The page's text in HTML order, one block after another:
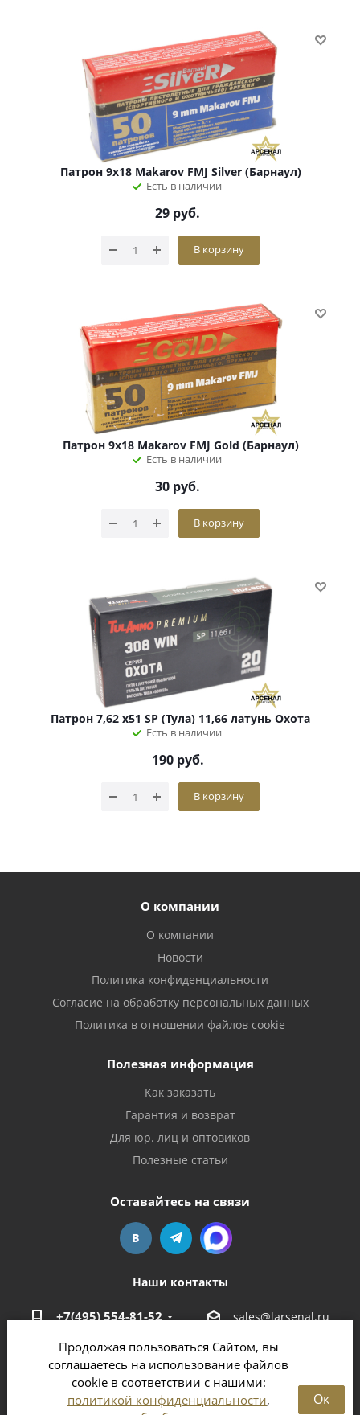
Продолжая пользоваться Сайтом, вы
соглашаетесь на использование файлов
cookie в соответствии с нашими:
политикой конфиденциальности,
Ок
Патрон 9х18 Makarov FMJ Silver (Барнаул)
Есть в наличии
29 руб.
В корзину
Патрон 9х18 Makarov FMJ Gold (Барнаул)
Есть в наличии
30 руб.
В корзину
Патрон 7,62 х51 SP (Тула) 11,66 латунь Охота
Есть в наличии
190руб.
В корзину
О компании
О компании
Новости
Политика конфиденциальности
Согласие на обработку персональных данных
Политика в отношении файлов cookie
Полезная информация
Как заказать
Гарантия и возврат
Для юр. лиц и оптовиков
Полезные статьи
Оставайтесь на связи
Наши контакты
+7(495) 554-81-52 sales@larsenal.ru
Московская область,
г. Люберцы,
ул. Хлебозаводская, 8 Б